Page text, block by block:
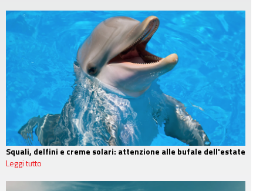
Squali, delfini e creme solari: attenzione alle bufale dell'estate
Leggi tutto